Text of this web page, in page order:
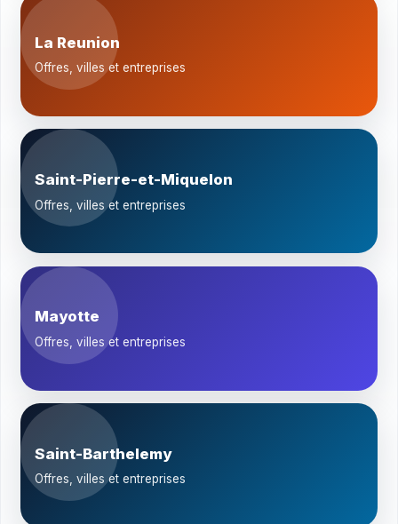
La Reunion
Offres, villes et entreprises
Saint-Pierre-et-Miquelon
Offres, villes et entreprises
Mayotte
Offres, villes et entreprises
Saint-Barthelemy
Offres, villes et entreprises